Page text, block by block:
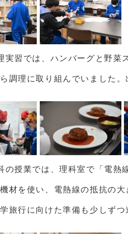
実習では、ハンバーグと野菜
調理に取り組んでいました
の授業では、理科室で「電熱
材を使い、電熱線の抵抗の
旅行に向けた準備も少しず